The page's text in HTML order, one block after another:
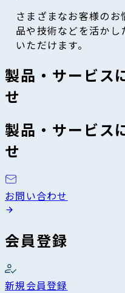
さまざまなお客様の
品や技術などを活か
いただけます。
製品・サービス
せ
製品・サービス
せ
お問い合わせ
会員登録
新規会員登録